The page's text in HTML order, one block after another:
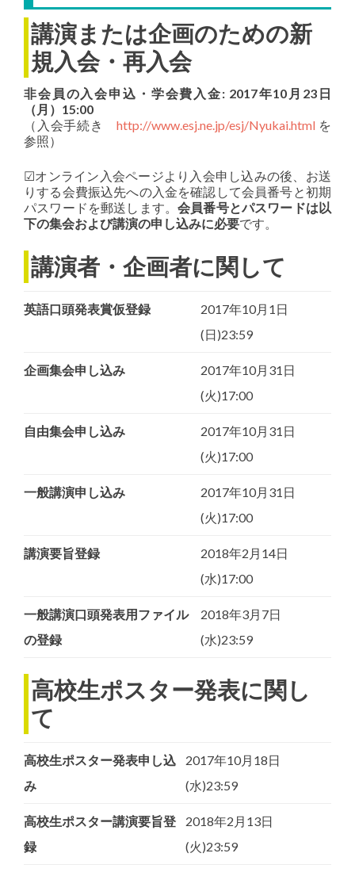
講演または企画のための新
規入会・再入会
非会員の入会申込・学会費入金: 2017年10月23日
（月）15:00
（入会手続きhttp://www.esj.ne.jp/esj/Nyukai.html を
参照）
☑オンライン入会ページより入会申し込みの後、お送
りする会費振込先への入金を確認して会員番号と初期
パスワードを郵送します。会員番号とパスワードは以
下の集会および講演の申し込みに必要です。
講演者・企画者に関して
英語口頭発表賞仮登録
2017年10月1日
(日)23:59
企画集会申し込み
2017年10月31日
(火)17:00
自由集会申し込み
2017年10月31日
(火)17:00
一般講演申し込み
2017年10月31日
(火)17:00
講演要旨登録
2018年2月14日
(水)17:00
一般講演口頭発表用ファイル
の登録
2018年3月7日
(水)23:59
高校生ポスター発表に関し
て
高校生ポスター発表申し込
み
2017年10月18日
(水)23:59
高校生ポスター講演要旨登
録
2018年2月13日
(火)23:59